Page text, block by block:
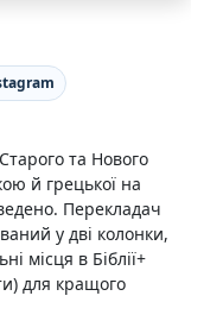
та Нового
й грецької на
Перекладач
у дві колонки,
місця в Біблії+
для кращого